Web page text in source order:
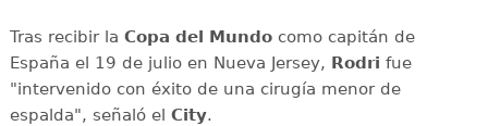
Tras recibir la Copa del Mundocomo capitán de
España el 19 de julio en Nueva Jersey, Rodri fue
"intervenido con éxito de una cirugía menor de
espalda", señaló el City.